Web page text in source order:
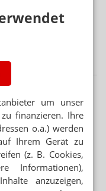
um unser
finanzieren. Ihre
o.ä.) werden
Ihrem Gerät zu
(z. B. Cookies,
Informationen),
anzuzeigen,
voll gemacht“